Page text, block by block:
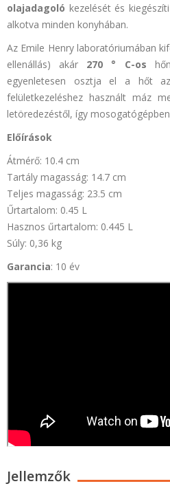
olajadagoló kezelését és
alkotva minden konyhában.
Az Emile Henry laboratóriumában
ellenállás) akár 270 ° C-os
egyenletesen osztja el a hőt
felületkezeléshez használt máz
letöredezéstől, így
Előírások
Átmérő: 10.4 cm
Tartály magasság: 14.7 cm
Teljes magasság: 23.5 cm
Űrtartalom: 0.45 L
Hasznos űrtartalom: 0.445 L
Súly: 0,36 kg
Garancia: 10 év
Jellemzők